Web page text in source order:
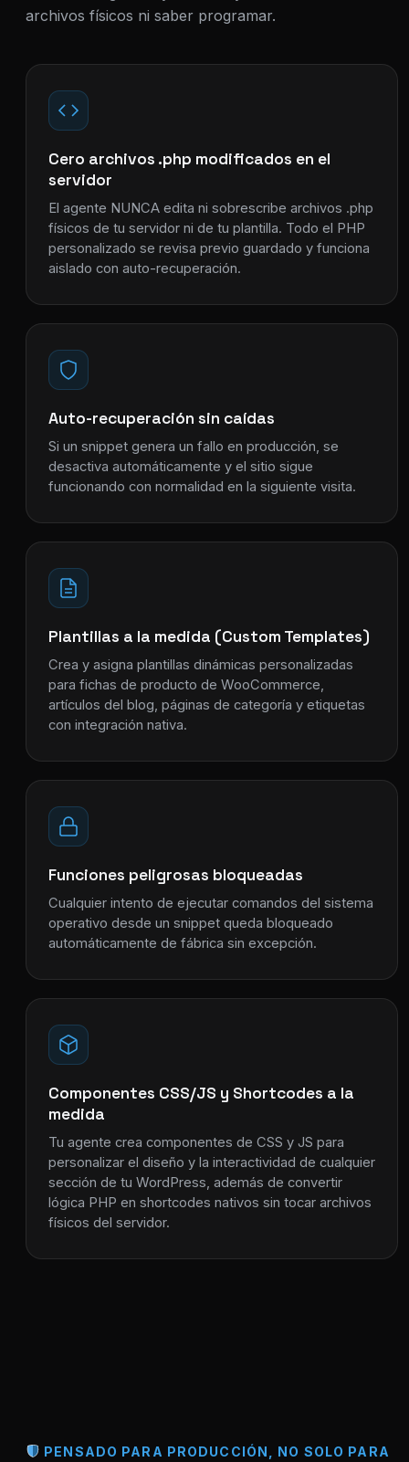
archivos físicos ni saber programar.
Cero archivos .php modificados en el
servidor
El agente NUNCA edita ni sobrescribe archivos .php
físicos de tu servidor ni de tu plantilla. Todo el PHP
personalizado se revisa previo guardado y funciona
aislado con auto-recuperación.
Auto-recuperación sin caídas
Si un snippet genera un fallo en producción, se
desactiva automáticamente y el sitio sigue
funcionando con normalidad en la siguiente visita.
Plantillas a la medida (Custom Templates)
Crea y asigna plantillas dinámicas personalizadas
para fichas de producto de WooCommerce,
artículos del blog, páginas de categoría y etiquetas
con integración nativa.
Funciones peligrosas bloqueadas
Cualquier intento de ejecutar comandos del sistema
operativo desde un snippet queda bloqueado
automáticamente de fábrica sin excepción.
Componentes CSS/JS y Shortcodes a la
medida
Tu agente crea componentes de CSS y JS para
personalizar el diseño y la interactividad de cualquier
sección de tu WordPress, además de convertir
lógica PHP en shortcodes nativos sin tocar archivos
físicos del servidor.
PENSADO PARA PRODUCCIÓN, NO SOLO PARA